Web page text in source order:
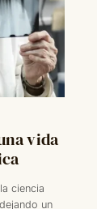
vida
ciencia
un